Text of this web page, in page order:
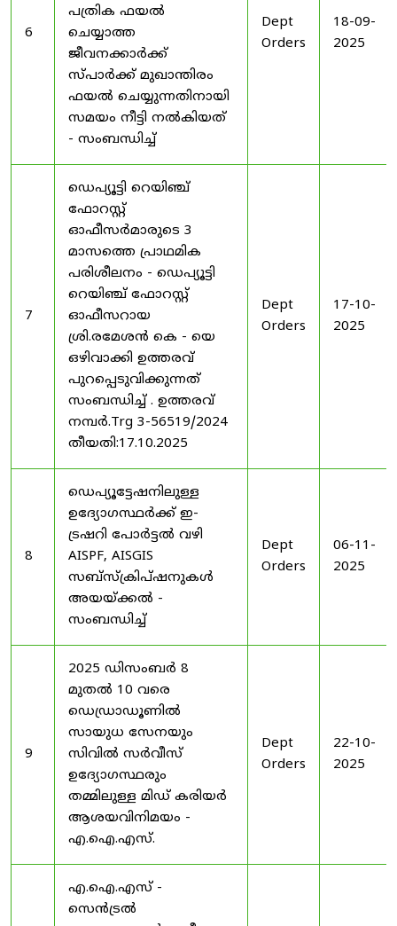
6
പത്രിക ഫയൽ
ചെയ്യാത്ത
ജീവനക്കാർക്ക്
സ്പാർക്ക് മുഖാന്തിരം
ഫയൽ ചെയ്യുന്നതിനായി
സമയം നീട്ടി നൽകിയത്
- സംബന്ധിച്ച്
Dept
Orders
18-09-
2025
7
ഡെപ്യൂട്ടി റെയിഞ്ച്
ഫോറസ്റ്റ്
ഓഫീസർമാരുടെ 3
മാസത്തെ പ്രാഥമിക
പരിശീലനം - ഡെപ്യൂട്ടി
റെയിഞ്ച് ഫോറസ്റ്റ്
ഓഫീസറായ
ശ്രി.രമേശൻ കെ - യെ
ഒഴിവാക്കി ഉത്തരവ്
പുറപ്പെടുവിക്കുന്നത്
സംബന്ധിച്ച് . ഉത്തരവ്
നമ്പർ.Trg 3-56519/2024
തീയതി:17.10.2025
Dept
Orders
17-10-
2025
8
ഡെപ്യൂട്ടേഷനിലുള്ള
ഉദ്യോഗസ്ഥർക്ക് ഇ-
ട്രഷറി പോർട്ടൽ വഴി
AISPF, AISGIS
സബ്‌സ്‌ക്രിപ്‌ഷനുകൾ
അയയ്ക്കൽ -
സംബന്ധിച്ച്
Dept
Orders
06-11-
2025
9
2025 ഡിസംബർ 8
മുതൽ 10 വരെ
ഡെഡ്രാഡൂണിൽ
സായുധ സേനയും
സിവിൽ സർവീസ്
ഉദ്യോഗസ്ഥരും
തമ്മിലുള്ള മിഡ് കരിയർ
ആശയവിനിമയം -
എ.ഐ.എസ്.
Dept
Orders
22-10-
2025
എ.ഐ.എസ് -
സെൻട്രൽ